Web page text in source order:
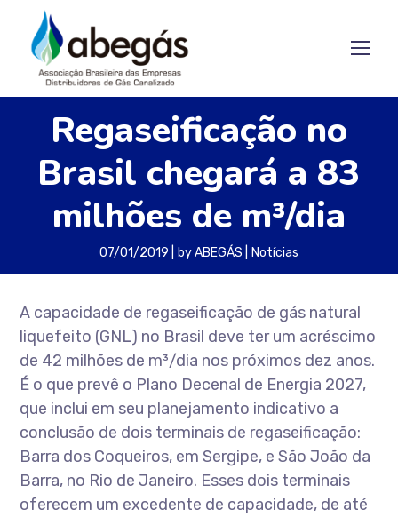
Regaseificação no
Brasil chegará a 83
milhões de m³/dia
07/01/2019 byABEGÁS Notícias
A capacidade de regaseificação de gás natural
liquefeito (GNL) no Brasil deve ter um acréscimo
de 42 milhões de m³/dia nos próximos dez anos.
É o que prevê o Plano Decenal de Energia 2027,
que inclui em seu planejamento indicativo a
conclusão de dois terminais de regaseificação:
Barra dos Coqueiros, em Sergipe, e São João da
Barra, no Rio de Janeiro. Esses dois terminais
oferecem um excedente de capacidade, de até